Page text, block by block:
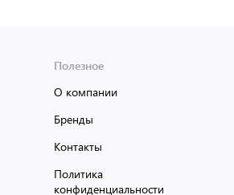
Полезное
О компании
Бренды
Контакты
Политика
конфиденциальности